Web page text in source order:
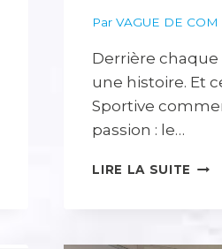
Par VAGUE DE COM
Derrière chaque
une histoire. Et
Sportive
passion : le…
LIRE LA SUITE